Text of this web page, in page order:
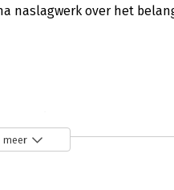
naslagwerk over het
landen! Bedenk
meer